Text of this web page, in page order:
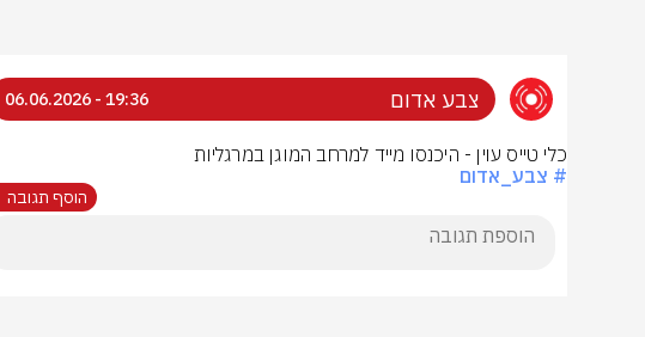
צבע אדום 19:36 - 06.06.2026
כלי טייס עוין - היכנסו מייד למרחב המוגן במרגליות
# צבע_אדום
הוסף תגובה